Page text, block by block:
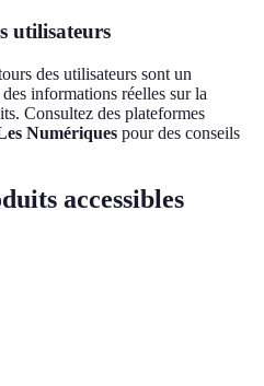
utilisateurs
des utilisateurs sont un
informations réelles sur la
Consultez des plateformes
Numériques pour des conseils
accessibles